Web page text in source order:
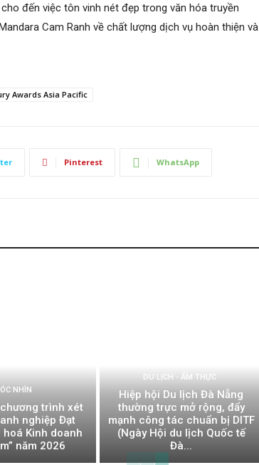
đến việc tôn vinh nét đẹp trong văn hóa truyền
Cam Ranh về chất lượng dịch vụ hoàn thiện và
Awards Asia Pacific
Pinterest WhatsApp
NHÌN
trình xét
nghiệp Đạt
hoá Kinh doanh
năm 2026
DU LỊCH - ẨM THỰC
Hiệp hội Du lịch Đà Nẵng
thường trực mở rộng, đẩy
mạnh công tác chuẩn bị DITF
(Ngày Hội du lịch Quốc tế
Đà...